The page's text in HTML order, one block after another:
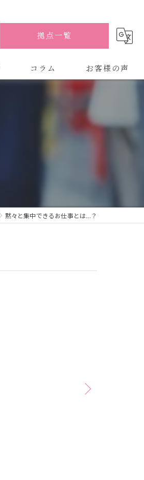
拠点一覧
コラム お客様の声
黙々と集中できるお仕事とは...？